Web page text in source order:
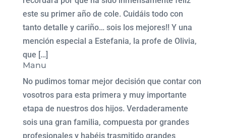
este su primer año de cole. Cuidáis todo con
tanto detalle y cariño… sois los mejores!! Y una
mención especial a Estefania, la profe de Olivia,
que […]
Manu
No pudimos tomar mejor decisión que contar con
vosotros para esta primera y muy importante
etapa de nuestros dos hijos. Verdaderamente
sois una gran familia, compuesta por grandes
profesionales y habéis trasmitido grandes